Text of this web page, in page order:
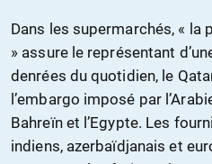
Dans les supermarchés, « la
» assure le représentant
denrées du quotidien, le
l’embargo imposé par
Bahreïn et l’Egypte. Les
indiens, azerbaïdjanais et